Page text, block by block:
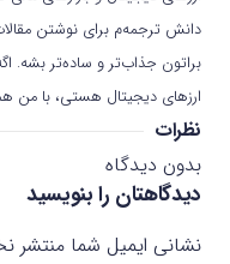
دانش ترجمه‌م برای نوشتن
براتون جذاب‌تر و ساده‌تر بشه.
ارزهای دیجیتال هستی، با من
نظرات
بدون دیدگاه
دیدگاهتان را بنویسید
نشانی ایمیل شما منتشر